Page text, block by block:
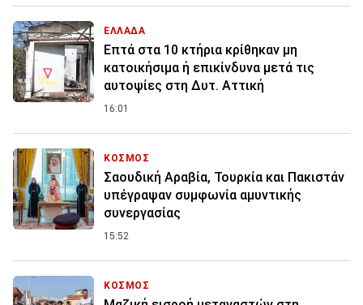
ΕΛΛΑΔΑ
Επτά στα 10 κτήρια κρίθηκαν μη
κατοικήσιμα ή επικίνδυνα μετά τις
αυτοψίες στη Δυτ. Αττική
16:01
ΚΟΣΜΟΣ
Σαουδική Αραβία, Τουρκία και Πακιστάν
υπέγραψαν συμφωνία αμυντικής
συνεργασίας
15:52
ΚΟΣΜΟΣ